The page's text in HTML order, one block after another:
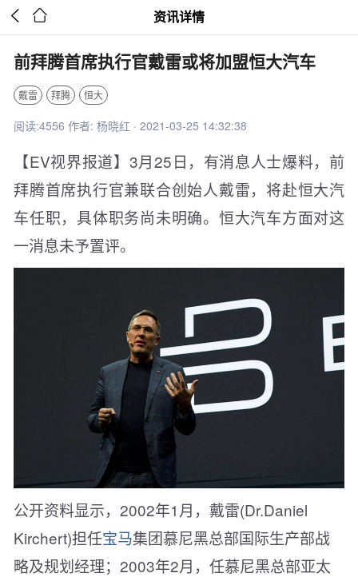
  资讯详情
前拜腾首席执行官戴雷或将加盟恒大汽车
戴雷 拜腾 恒大
阅读:4556 作者: 杨晓红 · 2021-03-25 14:32:38
【EV视界报道】3月25日，有消息人士爆料，前
拜腾首席执行官兼联合创始人戴雷，将赴恒大汽
车任职，具体职务尚未明确。恒大汽车方面对这
一消息未予置评。
公开资料显示，2002年1月，戴雷(Dr.Daniel
Kirchert)担任宝马集团慕尼黑总部国际生产部战
略及规划经理；2003年2月，任慕尼黑总部亚太